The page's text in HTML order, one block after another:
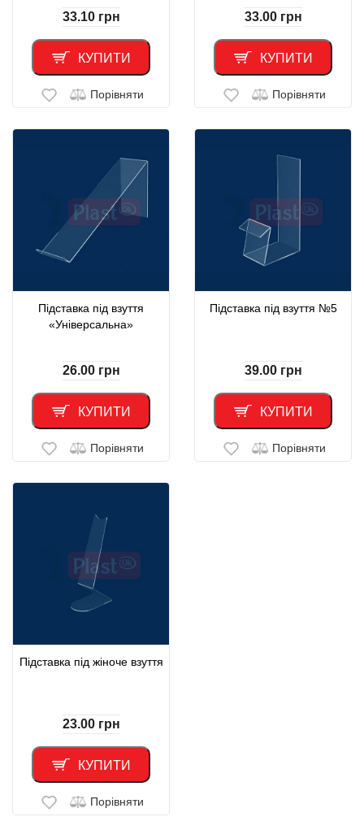
33.10 грн
КУПИТИ
Порівняти
33.00 грн
КУПИТИ
Порівняти
Підставка під взуття
«Універсальна»
26.00 грн
КУПИТИ
Порівняти
Підставка під взуття №5
39.00 грн
КУПИТИ
Порівняти
Підставка під жіноче взуття
23.00 грн
КУПИТИ
Порівняти